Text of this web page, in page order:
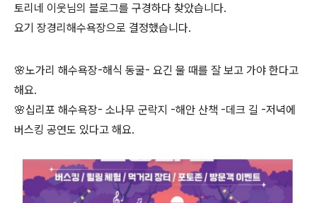
토리네 이웃님의 블로그를 구경하다 찾았습니다.
요기 장경리해수욕장으로 결정했습니다.
🌸노가리 해수욕장-해식 동굴- 요긴 물 때를 잘 보고 가야 한다고
해요.
🌸십리포 해수욕장- 소나무 군락지 -해안 산책 -데크 길 -저녁에
버스킹 공연도 있다고 해요.